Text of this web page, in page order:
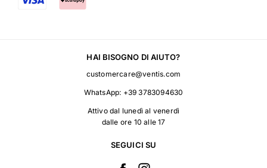
HAI BISOGNO DI AIUTO?
customercare@ventis.com
WhatsApp: +39 3783094630
Attivo dal lunedì al venerdì
dalle ore 10 alle 17
SEGUICI SU